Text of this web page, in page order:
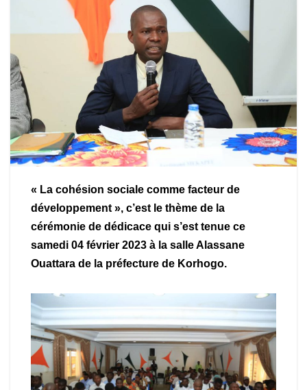
« La cohésion sociale comme facteur de
développement », c’est le thème de la
cérémonie de dédicace qui s’est tenue ce
samedi 04 février 2023 à la salle Alassane
Ouattara de la préfecture de Korhogo.